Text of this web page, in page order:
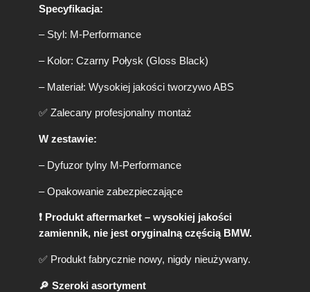
-
e
f
r
a
c
r
P
Specyfikacja:
– Styl: M-Performance
– Kolor: Czarny Połysk (Gloss Black)
– Materiał: Wysokiej jakości tworzywo ABS
✅ Zalecany profesjonalny montaż
W zestawie:
– Dyfuzor tylny M-Performance
– Opakowanie zabezpieczające
❗ Produkt aftermarket – wysokiej jakości
zamiennik, nie jest oryginalną częścią BMW.
✅ Produkt fabrycznie nowy, nigdy nieużywany.
🔎 Szeroki asortyment